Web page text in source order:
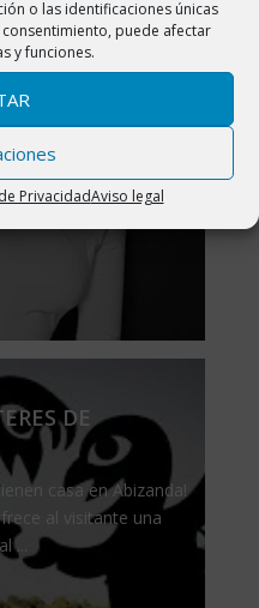
o las identificaciones únicas
puede afectar
y funciones.
PrivacidadAviso legal
CLAUDE
(1894-1954)
de Claude Cahun
DE
casa en Abizanda!
al visitante una